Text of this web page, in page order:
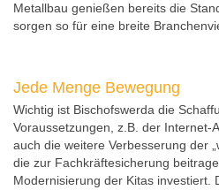
Metallbau genießen bereits die
sorgen so für eine breite
Jede Menge Bewegung
Wichtig ist Bischofswerda die
Voraussetzungen, z.B. der Internet-
auch die weitere Verbesserung der
die zur Fachkräftesicherung
Modernisierung der Kitas investiert.